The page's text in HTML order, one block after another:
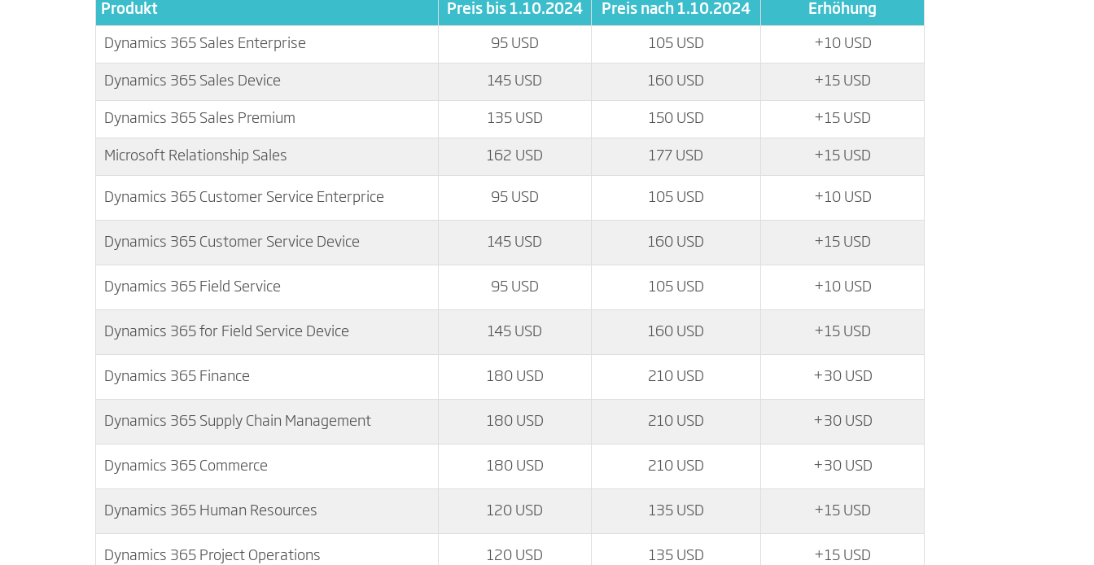
Produkt Preis bis 1.10.2024 Preis nach 1.10.2024 Erhöhung
Dynamics 365 Sales Enterprise 95 USD 105 USD +10 USD
Dynamics 365 Sales Device 145 USD 160 USD +15 USD
Dynamics 365 Sales Premium 135 USD 150 USD +15 USD
Microsoft Relationship Sales 162 USD 177 USD +15 USD
Dynamics 365 Customer Service Enterprice 95 USD 105 USD +10 USD
Dynamics 365 Customer Service Device 145 USD 160 USD +15 USD
Dynamics 365 Field Service 95 USD 105 USD +10 USD
Dynamics 365 for Field Service Device 145 USD 160 USD +15 USD
Dynamics 365 Finance 180 USD 210 USD +30 USD
Dynamics 365 Supply Chain Management 180 USD 210 USD +30 USD
Dynamics 365 Commerce 180 USD 210 USD +30 USD
Dynamics 365 Human Resources 120 USD 135 USD +15 USD
Dynamics 365 Project Operations 120 USD 135 USD +15 USD